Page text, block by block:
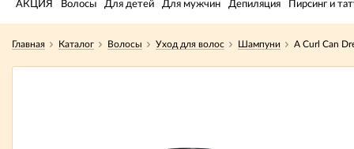
АКЦИЯ Волосы Для детей Для мужчин Депиляция Пирсинг и
Главная Каталог Волосы Уход для волос Шампуни A Curl Can